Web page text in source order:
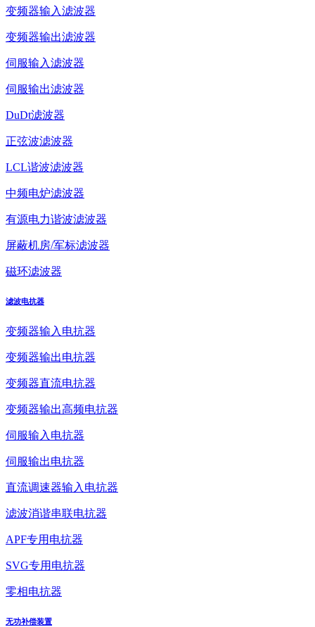
变频器输入滤波器
变频器输出滤波器
伺服输入滤波器
伺服输出滤波器
DuDt滤波器
正弦波滤波器
LCL谐波滤波器
中频电炉滤波器
有源电力谐波滤波器
屏蔽机房/军标滤波器
磁环滤波器
滤波电抗器
变频器输入电抗器
变频器输出电抗器
变频器直流电抗器
变频器输出高频电抗器
伺服输入电抗器
伺服输出电抗器
直流调速器输入电抗器
滤波消谐串联电抗器
APF专用电抗器
SVG专用电抗器
零相电抗器
无功补偿装置